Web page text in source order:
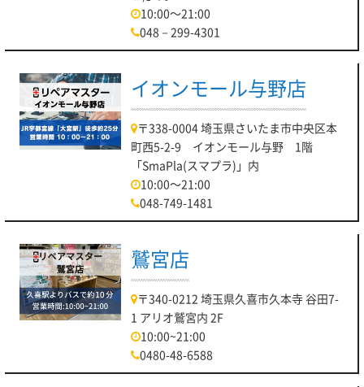
10:00～21:00
048－299-4301
イオンモール与野店
〒338-0004 埼玉県さいたま市中央区本
町西5-2-9 イオンモール与野 1階
「SmaPla(スマプラ)」内
10:00～21:00
048-749-1481
鷲宮店
〒340-0212 埼玉県久喜市久本寺 谷田7-
1 アリオ鷲宮内 2F
10:00~21:00
0480-48-6588